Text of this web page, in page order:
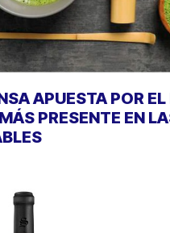
APUESTA POR
PRESENTE EN